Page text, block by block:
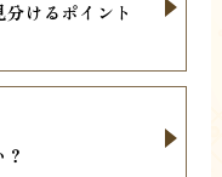
けるポイント